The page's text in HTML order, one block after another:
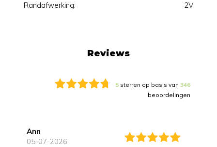
Randafwerking: 2V
Reviews
5 sterren op basis van 346
beoordelingen
Ann
05-07-2026